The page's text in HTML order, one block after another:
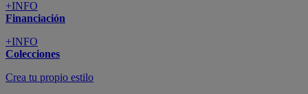
+INFO
Financiación
+INFO
Colecciones
Crea tu propio estilo